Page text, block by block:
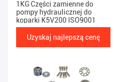
1KG Części zamienne do
pompy hydraulicznej do
koparki K5V200 ISO9001
Uzyskaj najlepszą cenę